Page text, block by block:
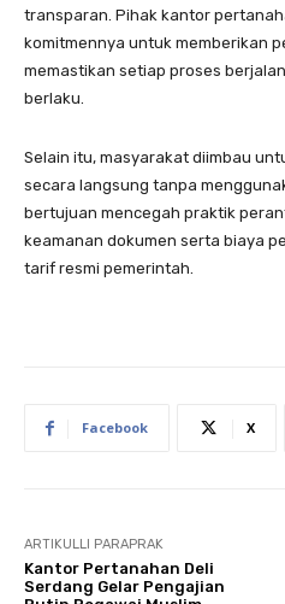
transparan. Pihak kantor
komitmennya untuk memberikan
memastikan setiap proses
berlaku.
Selain itu, masyarakat diimbau
secara langsung tanpa
bertujuan mencegah praktik
keamanan dokumen serta biaya
tarif resmi pemerintah.
Facebook X
ARTIKULLI PARAPRAK
Kantor Pertanahan Deli
Serdang Gelar Pengajian